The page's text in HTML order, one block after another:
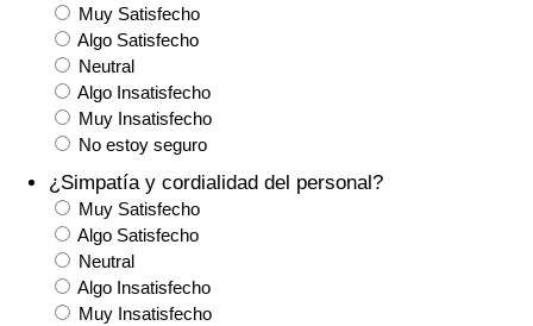
Muy Satisfecho
Algo Satisfecho
Neutral
Algo Insatisfecho
Muy Insatisfecho
No estoy seguro
¿Simpatía y cordialidad del personal?
Muy Satisfecho
Algo Satisfecho
Neutral
Algo Insatisfecho
Muy Insatisfecho
Índice de Contaminación por País
Tráfico
Índice de Tráfico
Índice de Tráfico (Actual)
Índice de Tráfico por País